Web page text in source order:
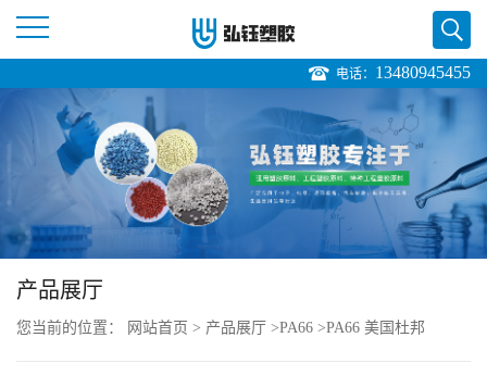
页
公
电话： 13480945455
产品展厅
您当前的位置： 网站首页 > 产品展厅 >PA66 >PA66 美国杜邦